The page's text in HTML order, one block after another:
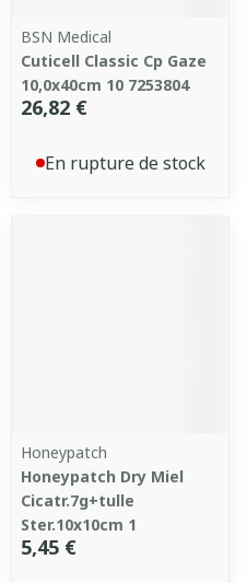
BSN Medical
Cuticell Classic Cp Gaze
10,0x40cm 10 7253804
26,82 €
En rupture de stock
Honeypatch
Honeypatch Dry Miel
Cicatr.7g+tulle
Ster.10x10cm 1
5,45 €